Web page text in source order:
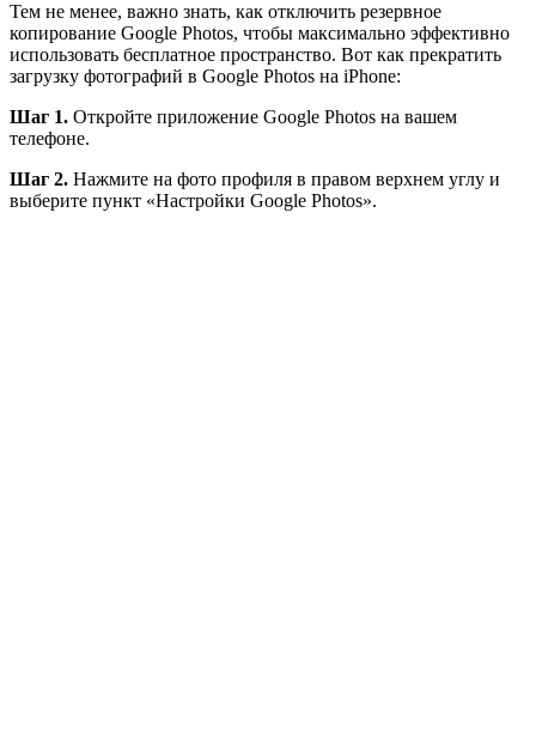
Тем не менее, важно знать, как отключить резервное
копирование Google Photos, чтобы максимально эффективно
использовать бесплатное пространство. Вот как прекратить
загрузку фотографий в Google Photos на iPhone:
Шаг 1. Откройте приложение Google Photos на вашем
телефоне.
Шаг 2. Нажмите на фото профиля в правом верхнем углу и
выберите пункт «Настройки Google Photos».